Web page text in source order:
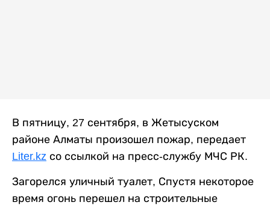
В пятницу, 27 сентября, в Жетысуском
районе Алматы произошел пожар, передает
Liter.kz со ссылкой на пресс-службу МЧС РК.
Загорелся уличный туалет, Спустя некоторое
время огонь перешел на строительные